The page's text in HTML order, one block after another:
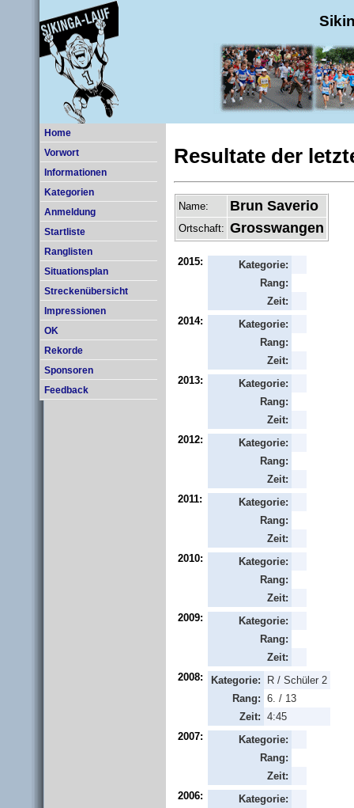
Home
Vorwort
Informationen
Kategorien
Anmeldung
Startliste
Ranglisten
Situationsplan
Streckenübersicht
Impressionen
OK
Rekorde
Sponsoren
Feedback
Resultate der
Name: Brun Saverio
Ortschaft: Grosswangen
2015:
Kategorie:
Rang:
Zeit:
2014:
Kategorie:
Rang:
Zeit:
2013:
Kategorie:
Rang:
Zeit:
2012:
Kategorie:
Rang:
Zeit:
2011:
Kategorie:
Rang:
Zeit:
2010:
Kategorie:
Rang:
Zeit:
2009:
Kategorie:
Rang:
Zeit:
2008:
Kategorie:
R / Schüler 2
Rang: 6. / 13
Zeit: 4:45
2007:
Kategorie:
Rang:
Zeit:
2006:
Kategorie: